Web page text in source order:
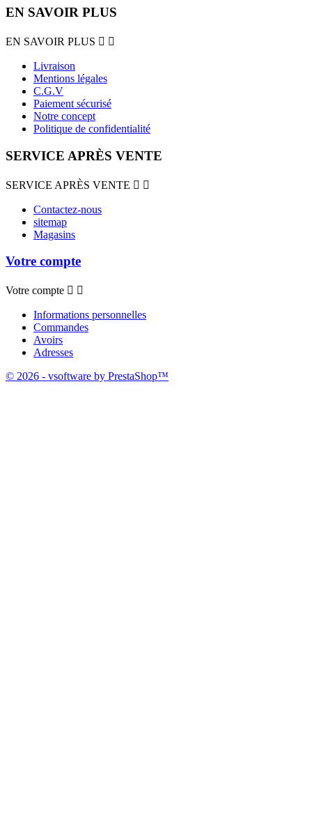
EN SAVOIR PLUS
EN SAVOIR PLUS  
Livraison
Mentions légales
C.G.V
Paiement sécurisé
Notre concept
Politique de confidentialité
SERVICE APRÈS VENTE
SERVICE APRÈS VENTE  
Contactez-nous
sitemap
Magasins
Votre compte
Votre compte  
Informations personnelles
Commandes
Avoirs
Adresses
© 2026 - vsoftware by PrestaShop™